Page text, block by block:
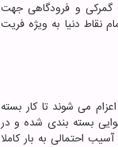
گمرکی و فرودگاهی جهت
نقاط دنیا به ویژه فریت
می شوند تا کار بسته
بسته بندی شده و در
احتمالی به بار کاملا